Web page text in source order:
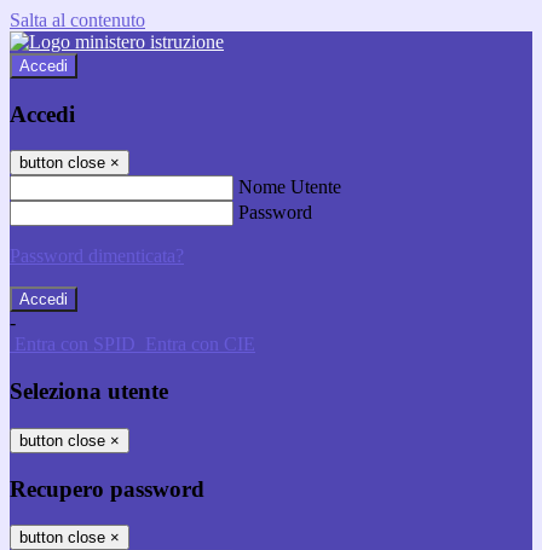
Salta al contenuto
Accedi
Accedi
button close ×
Nome Utente
Password
Password dimenticata?
-
Entra con SPID Entra con CIE
Seleziona utente
button close ×
Recupero password
button close ×